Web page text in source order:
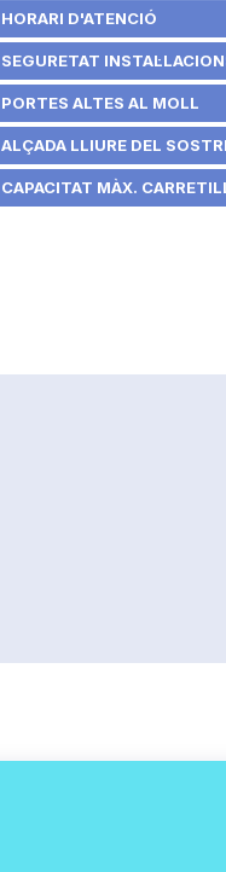
HORARI D'ATENCIÓ
SEGURETAT
PORTES ALTES AL MOLL
ALÇADA LLIURE DEL
CAPACITAT MÀX.